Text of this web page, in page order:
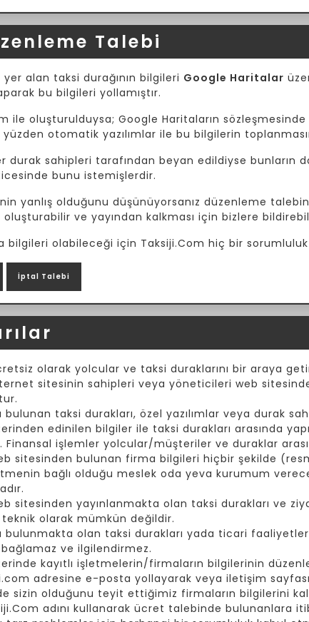
Talebi
alan taksi durağının bilgileri Google Haritalar
bu bilgileri yollamıştır.
ile oluşturulduysa; Google Haritaların
yüzden otomatik yazılımlar ile bu bilgilerin
durak sahipleri tarafından beyan edildiyse bunların
bunu istemişlerdir.
yanlış olduğunu düşünüyorsanız düzenleme
ve yayından kalkması için bizlere
bilgileri olabileceği için Taksiji.Com hiç bir
İptal Talebi
olarak yolcular ve taksi duraklarını bir araya
sitesinin sahipleri veya yöneticileri web
bulunan taksi durakları, özel yazılımlar veya durak
edinilen bilgiler ile taksi durakları arasında
Finansal işlemler yolcular/müşteriler ve duraklar
sitesinden bulunan firma bilgileri hiçbir şekilde
bağlı olduğu meslek oda yeva kurumum
sitesinden yayınlanmakta olan taksi durakları ve
olarak mümkün değildir.
bulunmakta olan taksi durakları yada ticari
ve ilgilendirmez.
kayıtlı işletmelerin/firmaların bilgilerinin
adresine e-posta yollayarak veya iletişim
sizin olduğunu teyit ettiğimiz firmaların bilgilerini
adını kullanarak ücret talebinde bulunanlara